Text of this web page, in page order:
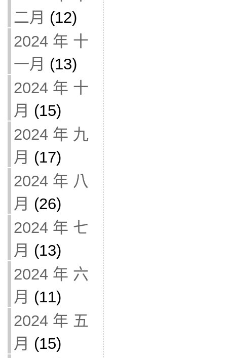
二月 (12)
2024 年 十
一月 (13)
2024 年 十
月 (15)
2024 年 九
月 (17)
2024 年 八
月 (26)
2024 年 七
月 (13)
2024 年 六
月 (11)
2024 年 五
月 (15)